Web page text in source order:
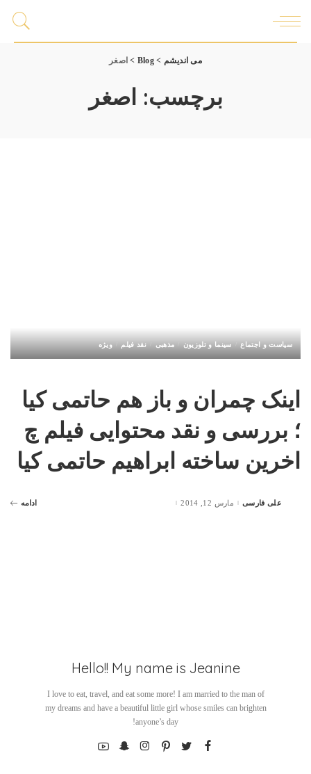
می اندیشم >
Blog
> اصغر
برچسب: اصغر
سیاست و اجتماع سینما و تلوزیون مذهبی نقد فیلم ویژه
اینک چمران و باز هم حاتمی کیا
؛ بررسی و نقد محتوایی فیلم چ
اخرین ساخته ابراهیم حاتمی کیا
Postedعلی فارسی مارس 12, 2014 ادامه
Hello!! My name is Jeanine
I love to eat, travel, and eat some more! I am married to the man of
my dreams and have a beautiful little girl whose smiles can brighten
anyone’s day!